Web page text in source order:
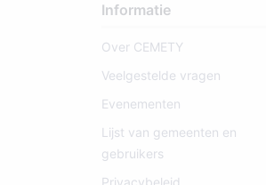
Informatie
Over CEMETY
Veelgestelde vragen
Evenementen
Lijst van gemeenten en
gebruikers
Privacybeleid